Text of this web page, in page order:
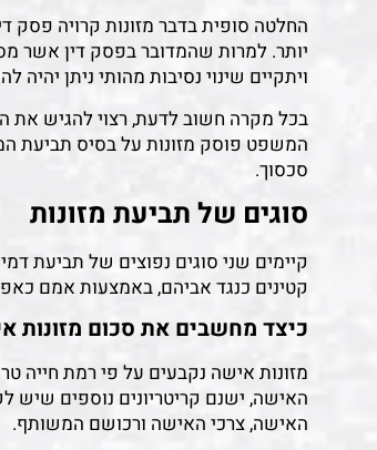
החלטה סופית בדבר מזונות קרויה פסק
יותר. למרות שהמדובר בפסק דין אשר
ויתקיים שינוי נסיבות מהותי ניתן
בכל מקרה חשוב לדעת, רצוי להגיש את
המשפט פוסק מזונות על בסיס תביעת
סכסוך.
סוגים של תביעת מזונות
קיימים שני סוגים נפוצים של תביעת
קטינים כנגד אביהם, באמצעות אמם
כיצד מחשבים את סכום מזונות
מזונות אישה נקבעים על פי רמת חייה
האישה, ישנם קריטריונים נוספים
האישה, צרכי האישה ורכושם המשותף.